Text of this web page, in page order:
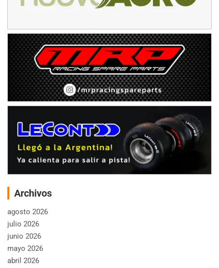
Archivos
agosto 2026
julio 2026
junio 2026
mayo 2026
abril 2026